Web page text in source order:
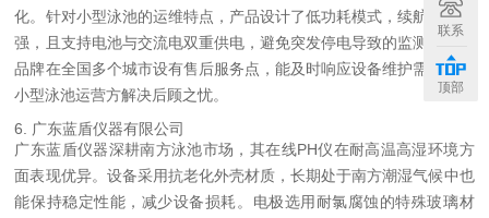
化。针对小型泳池的运维特点，产品设计了低功耗模式，续航能力较
强，且支持电池与交流电双重供电，避免突发停电导致的监测中断。
品牌在全国多个城市设有售后服务点，能及时响应设备维护需求，为
小型泳池运营方解决后顾之忧。
6. 广东蓝盾仪器有限公司
广东蓝盾仪器深耕南方泳池市场，其在线PH仪在耐高温高湿环境方
面表现优异。设备采用抗老化外壳材质，长期处于南方潮湿气候中也
能保持稳定性能，减少设备损耗。电极选用耐氯腐蚀的特殊玻璃材
联系
顶部